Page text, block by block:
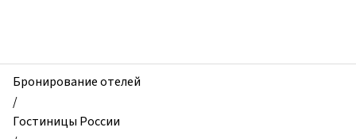
и
квартиры,
Апартаменты
Чайковский
Бронирование отелей
/
Гостиницы России